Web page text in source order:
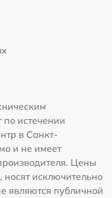
истечении
в Санкт-
и не имеет
Цены
исключительно
являются публичной